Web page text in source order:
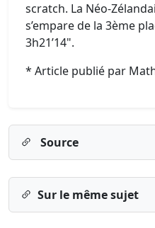
scratch. La Néo-
s’empare de la 3ème
3h21’14".
* Article publié par
Source
Sur le même sujet